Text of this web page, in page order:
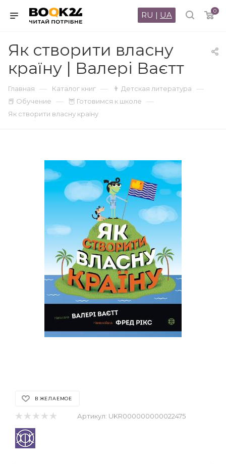
0
RU | UA
Як створити власну
країну | Валері Ваєтт
Главная — Каталог книг — 👨 Детская литература —
📕 Обучение — 🦉 Готовимся к школе —
Як створити власну країну
В ЖЕЛАЕМОЕ
Артикул: UKR000000000022475